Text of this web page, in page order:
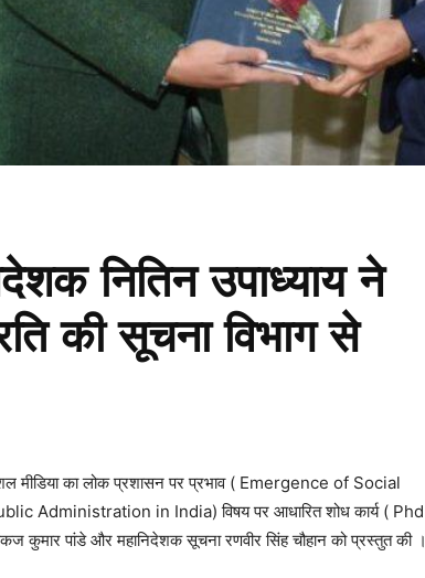
नितिन उपाध्याय ने
की सूचना विभाग से
मीडिया का लोक प्रशासन पर प्रभाव ( Emergence of Social
Administration in India) विषय पर आधारित शोध कार्य ( Phd
कुमार पांडे और महानिदेशक सूचना रणवीर सिंह चौहान को प्रस्तुत की ।